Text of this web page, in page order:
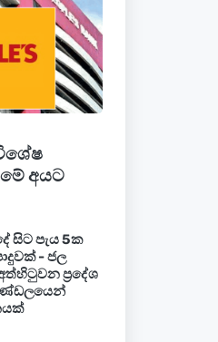
අයට
සිට පැය 5ක
- ජල
ප්‍රදේශ